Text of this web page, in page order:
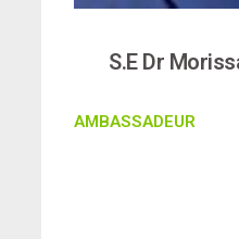
S.E Dr
AMBASSADEUR